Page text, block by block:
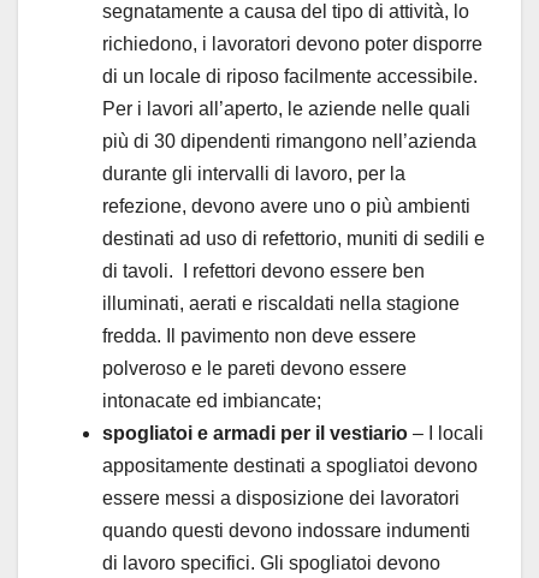
segnatamente a causa del tipo di attività, lo
richiedono, i lavoratori devono poter disporre
di un locale di riposo facilmente accessibile.
Per i lavori all’aperto, le aziende nelle quali
più di 30 dipendenti rimangono nell’azienda
durante gli intervalli di lavoro, per la
refezione, devono avere uno o più ambienti
destinati ad uso di refettorio, muniti di sedili e
di tavoli. I refettori devono essere ben
illuminati, aerati e riscaldati nella stagione
fredda. Il pavimento non deve essere
polveroso e le pareti devono essere
intonacate ed imbiancate;
spogliatoi e armadi per il vestiario – I locali
appositamente destinati a spogliatoi devono
essere messi a disposizione dei lavoratori
quando questi devono indossare indumenti
di lavoro specifici. Gli spogliatoi devono